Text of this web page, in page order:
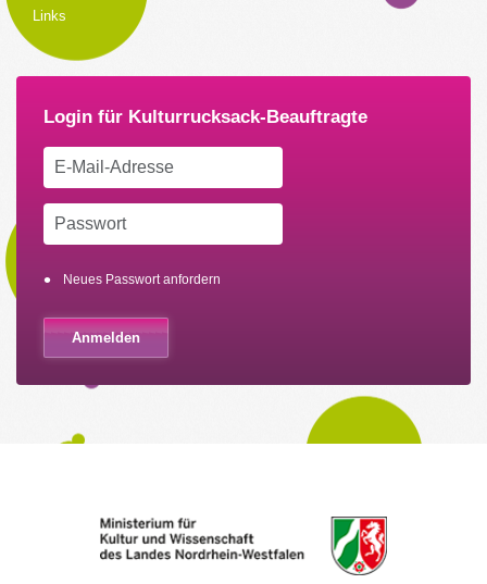
Links
Neues Passwort anfordern